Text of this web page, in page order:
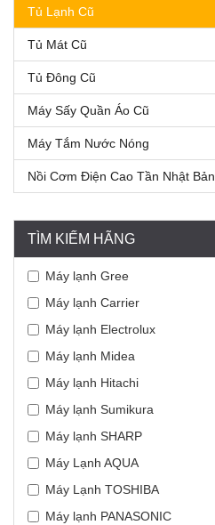
Tủ Lạnh Cũ
Tủ Mát Cũ
Tủ Đông Cũ
Máy Sấy Quần Áo Cũ
Máy Tắm Nước Nóng
Nồi Cơm Điện Cao Tần Nhật Bản
TÌM KIẾM HÃNG
Máy lạnh Gree
Máy lạnh Carrier
Máy lạnh Electrolux
Máy lạnh Midea
Máy lạnh Hitachi
Máy lạnh Sumikura
Máy lạnh SHARP
Máy Lạnh AQUA
Máy Lạnh TOSHIBA
Máy lạnh PANASONIC